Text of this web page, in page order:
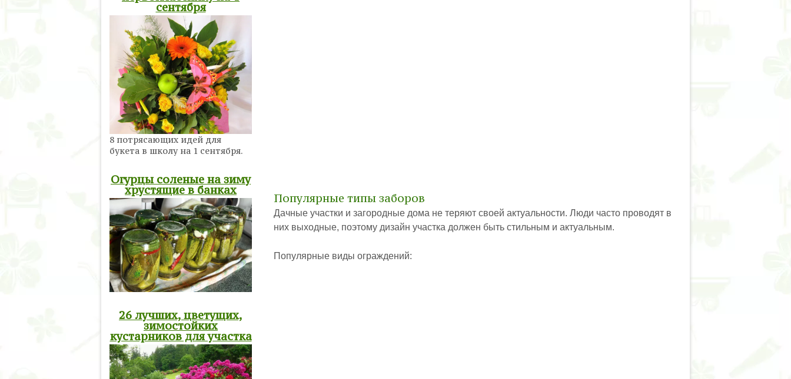
Популярные типы заборов
Дачные участки и загородные дома не теряют своей актуальности. Люди часто проводят в
них выходные, поэтому дизайн участка должен быть стильным и актуальным.
Популярные виды ограждений:
сентября
8 потрясающих идей для
букета в школу на 1 сентября.
Огурцы соленые на зиму
хрустящие в банках
26 лучших, цветущих,
зимостойких
кустарников для участка